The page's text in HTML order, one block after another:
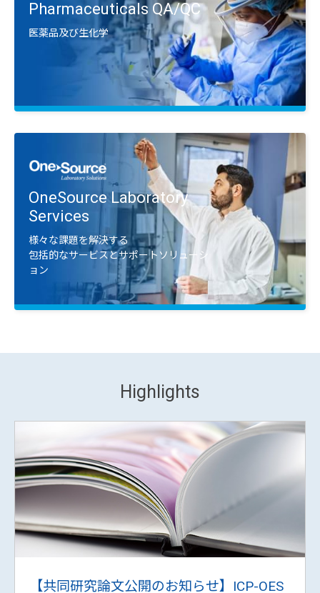
Pharmaceuticals QA/QC
医薬品及び生化学
OneSource Laboratory
Services
様々な課題を解決する
包括的なサービスとサポートソリューシ
ョン